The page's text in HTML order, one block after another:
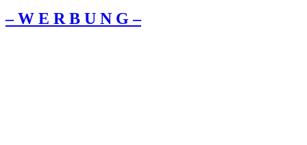
– W Ε R Β U Ν G –